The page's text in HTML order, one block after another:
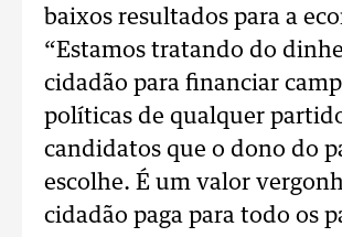
baixos resultados para a
“Estamos tratando do
cidadão para financiar
políticas de qualquer
candidatos que o dono do
escolhe. É um valor
cidadão paga para todo os